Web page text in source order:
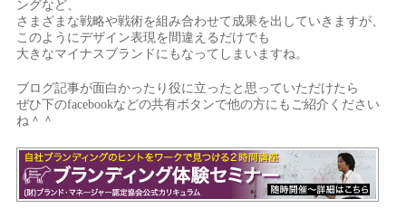
ングなど、
さまざまな戦略や戦術を組み合わせて成果を出していきますが、
このようにデザイン表現を間違えるだけでも
大きなマイナスブランドにもなってしまいますね。
ブログ記事が面白かったり役に立ったと思っていただけたら
ぜひ下のfacebookなどの共有ボタンで他の方にもご紹介ください
ね＾＾